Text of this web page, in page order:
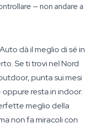
— non andare a
dà il meglio di sé in
Se ti trovi nel Nord
punta sui mesi
resta in indoor.
meglio della
non fa miracoli con